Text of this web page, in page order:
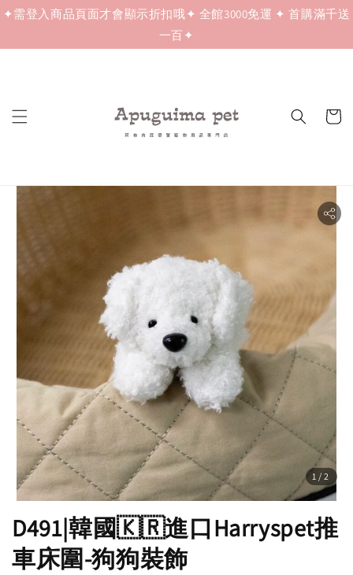
✦需登入商品頁面才會顯示折扣哦✦ 全館3000免運 ✦ 首購滿千送
一百✦
1 /2
D491|韓國🇰🇷進口Harryspet推
車床圍-狗狗裝飾